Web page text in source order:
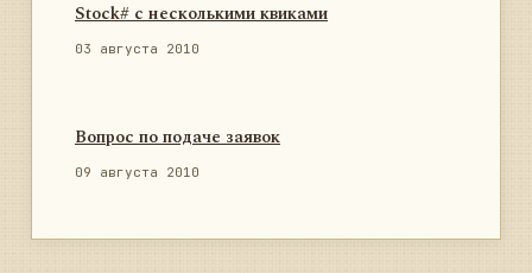
Stock# с несколькими квиками
03 августа 2010
Вопрос по подаче заявок
09 августа 2010